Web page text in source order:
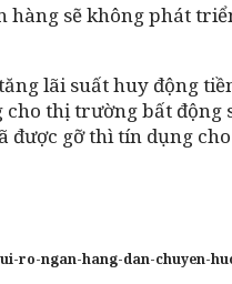
sẽ không phát
lãi suất huy động
thị trường bất động
gỡ thì tín dụng
ro-ngan-hang-dan-chuyen-